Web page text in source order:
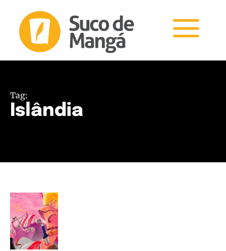
Tag:
Islândia